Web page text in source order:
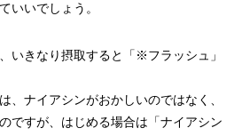
いいでしょう。
いきなり摂取すると「※フラッシュ」
、ナイアシンがおかしいのではなく、
ですが、はじめる場合は「ナイアシン